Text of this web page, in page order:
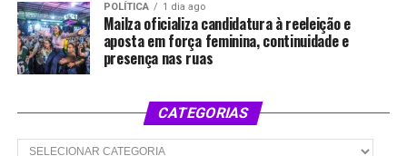
POLÍTICA 1 dia ago
Mailza oficializa candidatura à reeleição e
aposta em força feminina, continuidade e
presença nas ruas
CATEGORIAS
Categorias